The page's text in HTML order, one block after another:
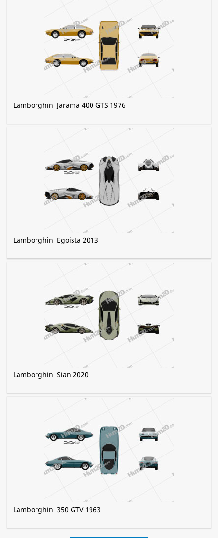
Lamborghini Jarama 400 GTS 1976
Lamborghini Egoista 2013
Lamborghini Sian 2020
Lamborghini 350 GTV 1963